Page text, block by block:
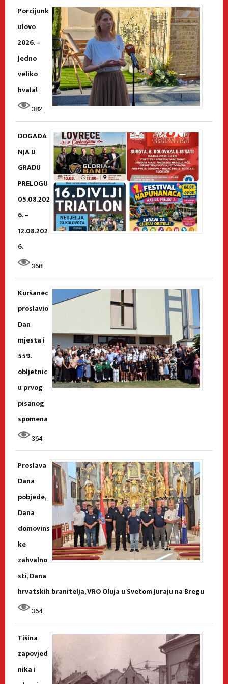
Porcijunk
ulovo
2026. –
Jedno
veliko
hvala!
382
DOGAĐA
NJA U
GRADU
PRELOGU
05.08.202
6. –
12.08.202
6.
368
Kuršanec
proslavio
Dan
mjesta i
559.
obljetnic
u prvog
pisanog
spomena
364
Proslava
Dana
pobjede,
Dana
domovins
ke
zahvalno
sti, Dana
hrvatskih branitelja, VRO Oluja u Svetom Juraju na Bregu
364
Tišina
zapovjed
nika i